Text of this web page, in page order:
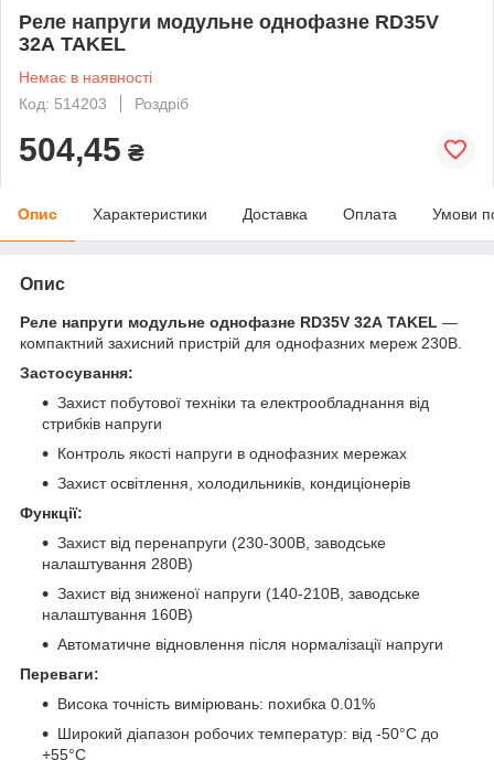
Реле напруги модульне однофазне RD35V
32А TAKEL
Немає в наявності
Код: 514203
Роздріб
504,45 ₴
Опис Характеристики Доставка Оплата Умови
Опис
Реле напруги модульне однофазне RD35V 32А TAKEL —
компактний захисний пристрій для однофазних мереж 230В.
Застосування:
Захист побутової техніки та електрообладнання від
стрибків напруги
Контроль якості напруги в однофазних мережах
Захист освітлення, холодильників, кондиціонерів
Функції:
Захист від перенапруги (230-300В, заводське
налаштування 280В)
Захист від зниженої напруги (140-210В, заводське
налаштування 160В)
Автоматичне відновлення після нормалізації напруги
Переваги:
Висока точність вимірювань: похибка 0.01%
Широкий діапазон робочих температур: від -50°C до
+55°C